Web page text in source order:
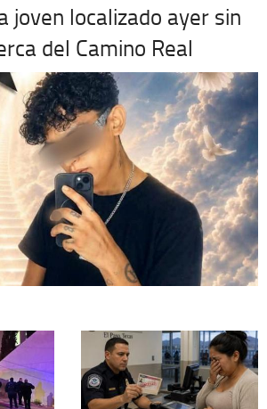
joven localizado ayer sin
del Camino Real